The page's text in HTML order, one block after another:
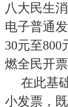
八大民生
电子普通
30元至
燃全民开票
在此基
小发票，